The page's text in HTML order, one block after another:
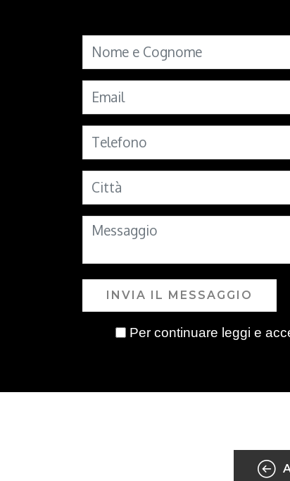
INVIA IL MESSAGGIO
Per continuare leggi e